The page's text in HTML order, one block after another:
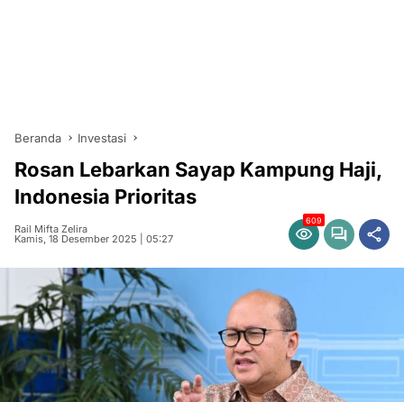
Beranda Investasi
Rosan Lebarkan Sayap Kampung Haji,
Indonesia Prioritas
Rail Mifta Zelira
Kamis, 18 Desember 2025 | 05:27
609